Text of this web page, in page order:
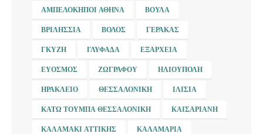
ΑΜΠΕΛΌΚΗΠΟΙ ΑΘΉΝΑ ΒΟΎΛΑ
ΒΡΙΛΉΣΣΙΑ ΒΌΛΟΣ ΓΈΡΑΚΑΣ
ΓΚΎΖΗ ΓΛΥΦΆΔΑ ΕΞΆΡΧΕΙΑ
ΕΎΟΣΜΟΣ ΖΩΓΡΆΦΟΥ ΗΛΙΟΎΠΟΛΗ
ΗΡΆΚΛΕΙΟ ΘΕΣΣΑΛΟΝΊΚΗ ΙΛΊΣΙΑ
ΚΆΤΩ ΤΟΎΜΠΑ ΘΕΣΣΑΛΟΝΊΚΗ ΚΑΙΣΑΡΙΑΝΉ
ΚΑΛΑΜΆΚΙ ΑΤΤΙΚΉΣ ΚΑΛΑΜΑΡΙΆ